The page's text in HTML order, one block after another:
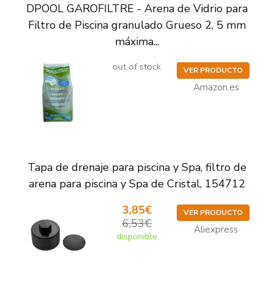
DPOOL GAROFILTRE - Arena de Vidrio para
Filtro de Piscina granulado Grueso 2, 5 mm
máxima...
out of stock VER PRODUCTO
Amazon.es
Tapa de drenaje para piscina y Spa, filtro de
arena para piscina y Spa de Cristal, 154712
3,85€
6,53€
disponible
VER PRODUCTO
Aliexpress